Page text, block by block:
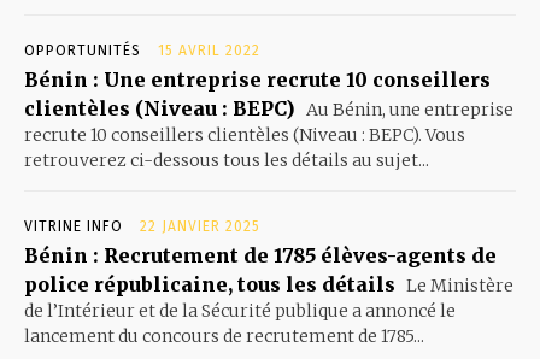
OPPORTUNITÉS 15 AVRIL 2022
Bénin : Une entreprise recrute 10 conseillers
clientèles (Niveau : BEPC) Au Bénin, une entreprise
recrute 10 conseillers clientèles (Niveau : BEPC). Vous
retrouverez ci-dessous tous les détails au sujet...
VITRINE INFO 22 JANVIER 2025
Bénin : Recrutement de 1785 élèves-agents de
police républicaine, tous les détails Le Ministère
de l’Intérieur et de la Sécurité publique a annoncé le
lancement du concours de recrutement de 1785...